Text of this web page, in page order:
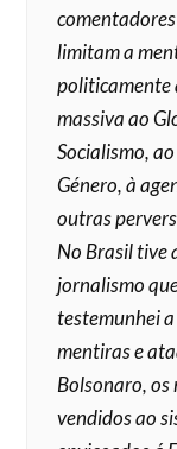
limitam a
politicamente
massiva ao
Socialismo,
Género, à
outras
No Brasil tive
jornalismo
testemunhei
mentiras e
Bolsonaro, os
vendidos ao